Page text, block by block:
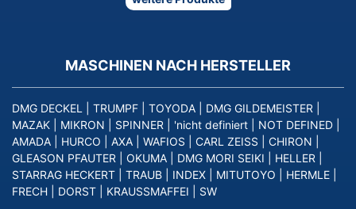
MASCHINEN NACH HERSTELLER
DMG DECKEL TRUMPF TOYODA DMG GILDEMEISTER
MAZAK
MIKRON SPINNER 'nicht definiert NOT DEFINED
AMADA
HURCO AXA WAFIOS CARL ZEISS CHIRON
GLEASON PFAUTER
OKUMA DMG MORI SEIKI HELLER
STARRAG HECKERT
TRAUB INDEX MITUTOYO HERMLE
FRECH
DORST KRAUSSMAFFEI SW